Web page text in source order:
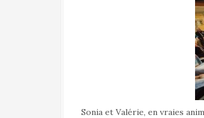
Sonia et Valérie, en vraies